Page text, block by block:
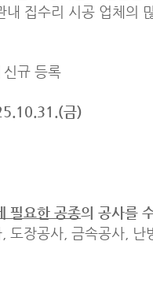
내 집수리 시공 업체의
규 등록
금)
필요한 공종의 공사를
장공사, 금속공사, 난